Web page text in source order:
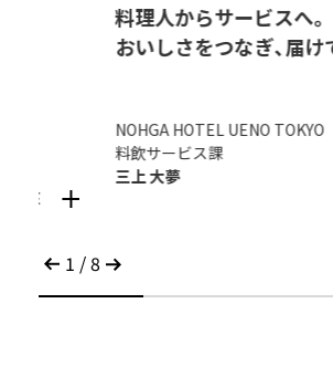
料理人からサービスへ。
おいしさをつなぎ、届けていく
NOHGA HOTEL UENO TOKYO
料飲サービス課
三上 大夢
1 /8